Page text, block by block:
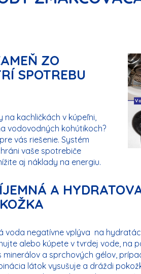
ZO
SPOTREBU
kachličkách v kúpeľni,
vodovodných kohútikoch?
vás riešenie. Systém
vaše spotrebiče
aj náklady na energiu.
A
voda negatívne vplýva na
alebo kúpete v tvrdej vode, na
minerálov a sprchových gélov,
látok vysušuje a dráždi